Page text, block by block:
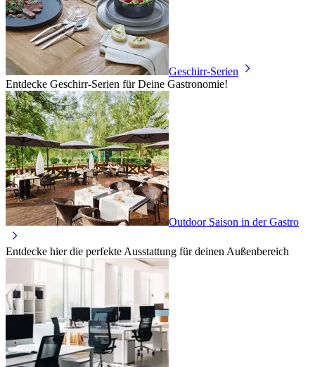
Geschirr-Serien
Entdecke Geschirr-Serien für Deine Gastronomie!
Outdoor Saison in der Gastro
Entdecke hier die perfekte Ausstattung für deinen Außenbereich